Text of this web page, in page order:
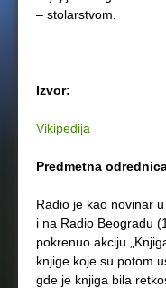
– stolarstvom.
Izvor:
Vikipedija
Predmetna
Radio je kao novinar
i na Radio Beogradu
pokrenuo akciju
knjige koje su potom
gde je knjiga bila